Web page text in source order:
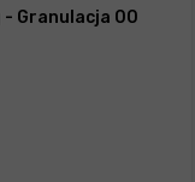
- Granulacja 00